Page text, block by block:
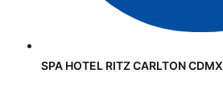
SPA HOTEL RITZ CARLTON CDMX